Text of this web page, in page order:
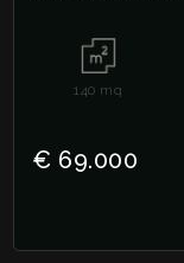
140 mq
€ 69.000